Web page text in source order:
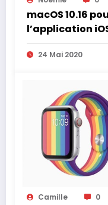
macOS 10.16
l’application
24 Mai 2020
Camille 0